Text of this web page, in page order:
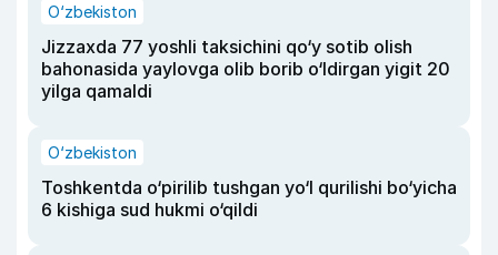
O‘zbekiston
Jizzaxda 77 yoshli taksichini qo‘y sotib olish
bahonasida yaylovga olib borib o‘ldirgan yigit 20
yilga qamaldi
O‘zbekiston
Toshkentda o‘pirilib tushgan yo‘l qurilishi bo‘yicha
6 kishiga sud hukmi o‘qildi